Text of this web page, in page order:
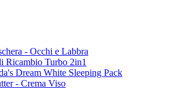
- Occhi e Labbra
Ricambio Turbo 2in1
Dream White Sleeping Pack
- Crema Viso